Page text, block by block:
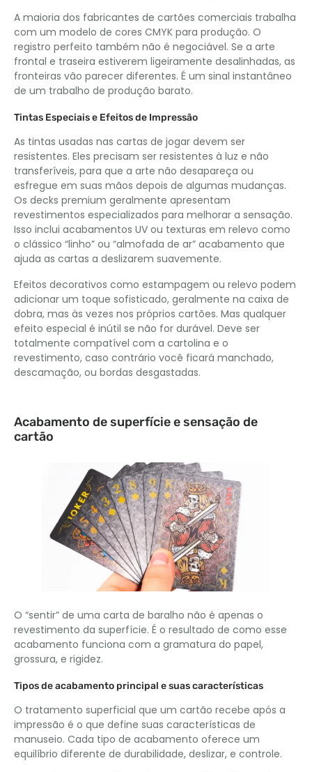
A maioria dos fabricantes de cartões comerciais trabalha
com um modelo de cores CMYK para produção. O
registro perfeito também não é negociável. Se a arte
frontal e traseira estiverem ligeiramente desalinhadas, as
fronteiras vão parecer diferentes. É um sinal instantâneo
de um trabalho de produção barato.
Tintas Especiais e Efeitos de Impressão
As tintas usadas nas cartas de jogar devem ser
resistentes. Eles precisam ser resistentes à luz e não
transferíveis, para que a arte não desapareça ou
esfregue em suas mãos depois de algumas mudanças.
Os decks premium geralmente apresentam
revestimentos especializados para melhorar a sensação.
Isso inclui acabamentos UV ou texturas em relevo como
o clássico “linho” ou “almofada de ar” acabamento que
ajuda as cartas a deslizarem suavemente.
Efeitos decorativos como estampagem ou relevo podem
adicionar um toque sofisticado, geralmente na caixa de
dobra, mas às vezes nos próprios cartões. Mas qualquer
efeito especial é inútil se não for durável. Deve ser
totalmente compatível com a cartolina e o
revestimento, caso contrário você ficará manchado,
descamação, ou bordas desgastadas.
Acabamento de superfície e sensação de
cartão
O “sentir” de uma carta de baralho não é apenas o
revestimento da superfície. É o resultado de como esse
acabamento funciona com a gramatura do papel,
grossura, e rigidez.
Tipos de acabamento principal e suas características
O tratamento superficial que um cartão recebe após a
impressão é o que define suas características de
manuseio. Cada tipo de acabamento oferece um
equilíbrio diferente de durabilidade, deslizar, e controle.